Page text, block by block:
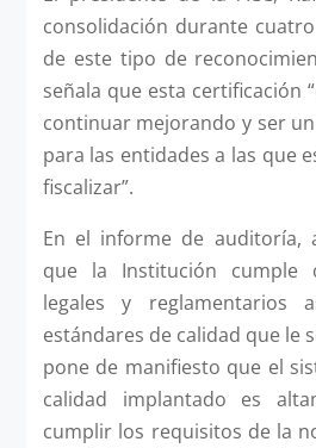
consolidación durante
de este tipo de
señala que esta certificación
continuar mejorando y ser
para las entidades a las que
fiscalizar”.
En el informe de auditoría,
que la Institución cumple
legales y reglamentarios
estándares de calidad que le
pone de manifiesto que el
calidad implantado es
cumplir los requisitos de la